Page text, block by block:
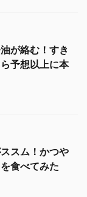
が絡む！すき
予想以上に本
スム！かつや
食べてみた